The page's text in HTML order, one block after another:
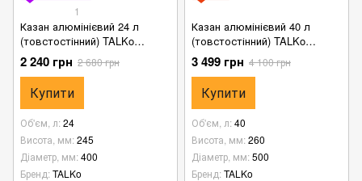
1
Казан алюмінієвий 24 л
(товстостінний) TALKo
туристичний з кришкою та
дужкою
2 240 грн 2 680 грн
Купити
Об'єм, л 24
Висота, мм 245
Діаметр, мм 400
Бренд TALKo
Казан алюмінієвий 40 л
(товстостінний) TALKo
туристичний з кришкою та
дужкою
3 499 грн 4 100 грн
Купити
Об'єм, л 40
Висота, мм 260
Діаметр, мм 500
Бренд TALKo